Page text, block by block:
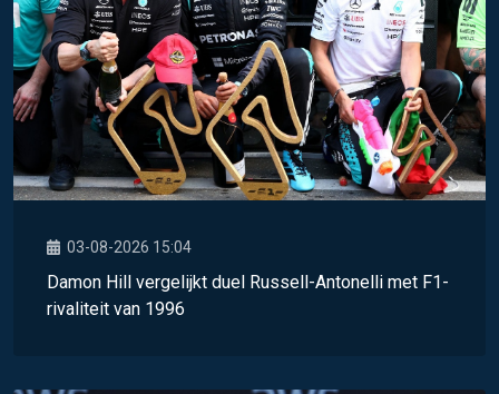
03-08-2026 15:04
Damon Hill vergelijkt duel Russell-Antonelli met F1-
rivaliteit van 1996